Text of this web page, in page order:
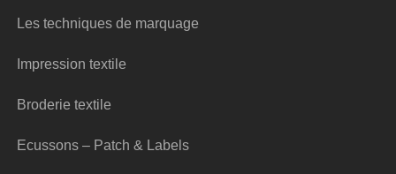
Les techniques de marquage
Impression textile
Broderie textile
Ecussons – Patch & Labels